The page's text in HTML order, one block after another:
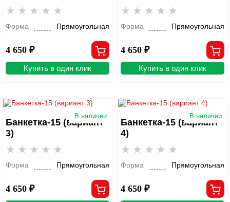
Форма Прямоугольная
4 650 ₽
Купить в один клик
Форма Прямоугольная
4 650 ₽
Купить в один клик
В наличии
Банкетка-15 (вариант
3)
Форма Прямоугольная
4 650 ₽
В наличии
Банкетка-15 (вариант
4)
Форма Прямоугольная
4 650 ₽